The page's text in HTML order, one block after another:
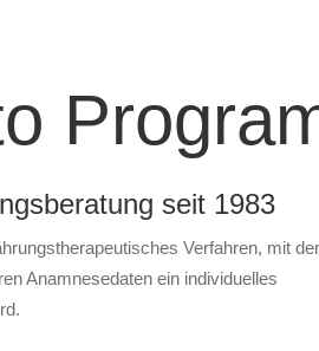
seit 1983
Verfahren, mit
Anamnesedaten ein individuelles